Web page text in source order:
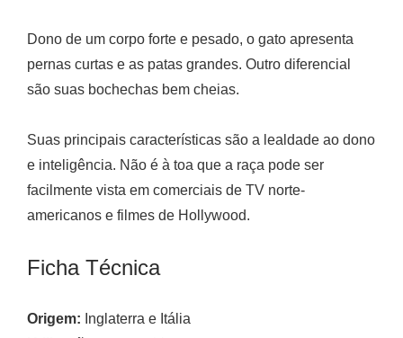
Dono de um corpo forte e pesado, o gato apresenta
pernas curtas e as patas grandes. Outro diferencial
são suas bochechas bem cheias.
Suas principais características são a lealdade ao dono
e inteligência. Não é à toa que a raça pode ser
facilmente vista em comerciais de TV norte-
americanos e filmes de Hollywood.
Ficha Técnica
Origem: Inglaterra e Itália